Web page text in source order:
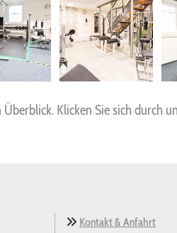
Kli­cken Sie sich durch
 Kontakt & Anfahrt